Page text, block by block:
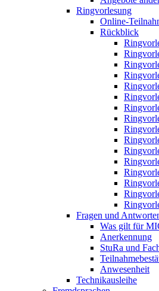
Ringvorlesung
Online-
Rückblick
Fragen und
Was gilt für
Anerkennung
StuRa und
Anwesenheit
Technikausleihe